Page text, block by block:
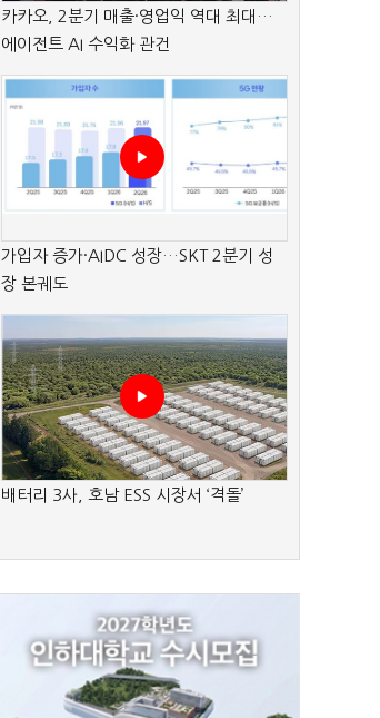
카카오, 2분기 매출·영업익 역대 최대…
에이전트 AI 수익화 관건
가입자 증가·AIDC 성장…SKT 2분기 성
장 본궤도
배터리 3사, 호남 ESS 시장서 ‘격돌’